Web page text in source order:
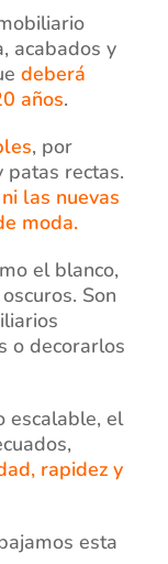
acabados y
deberá
años.
, por
rectas.
las nuevas
moda.
el blanco,
Son
o decorarlos
escalable, el
rapidez y
esta